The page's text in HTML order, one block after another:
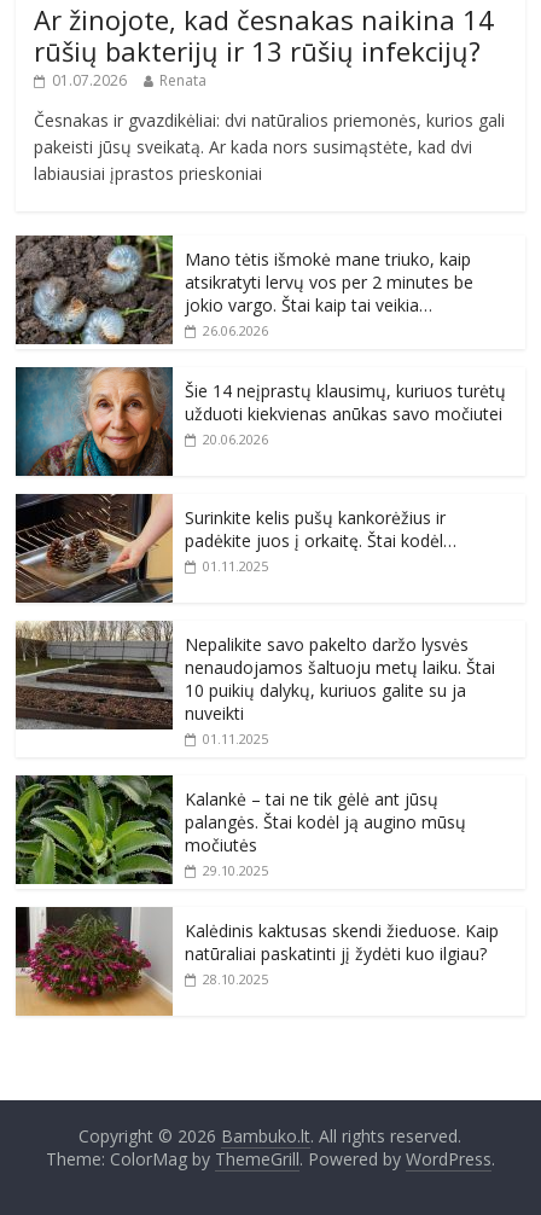
Ar žinojote, kad česnakas naikina 14
rūšių bakterijų ir 13 rūšių infekcijų?
01.07.2026 Renata
Česnakas ir gvazdikėliai: dvi natūralios priemonės, kurios gali
pakeisti jūsų sveikatą. Ar kada nors susimąstėte, kad dvi
labiausiai įprastos prieskoniai
Mano tėtis išmokė mane triuko, kaip
atsikratyti lervų vos per 2 minutes be
jokio vargo. Štai kaip tai veikia…
26.06.2026
Šie 14 neįprastų klausimų, kuriuos turėtų
užduoti kiekvienas anūkas savo močiutei
20.06.2026
Surinkite kelis pušų kankorėžius ir
padėkite juos į orkaitę. Štai kodėl…
01.11.2025
Nepalikite savo pakelto daržo lysvės
nenaudojamos šaltuoju metų laiku. Štai
10 puikių dalykų, kuriuos galite su ja
nuveikti
01.11.2025
Kalankė – tai ne tik gėlė ant jūsų
palangės. Štai kodėl ją augino mūsų
močiutės
29.10.2025
Kalėdinis kaktusas skendi žieduose. Kaip
natūraliai paskatinti jį žydėti kuo ilgiau?
28.10.2025
Copyright © 2026 Bambuko.lt. All rights reserved.
Theme: ColorMag by ThemeGrill. Powered by WordPress.